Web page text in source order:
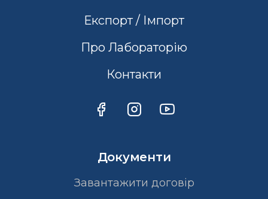
Експорт / Імпорт
Про Лабораторію
Контакти
Документи
Завантажити договір